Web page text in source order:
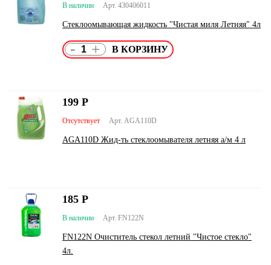
Арт. 430406011
В наличии
Стеклоомывающая жидкость "Чистая миля Летняя" 4л
- +
Арт. AGA110D
Отсутствует
AGA110D Жид-ть стеклоомывателя летняя а/м 4 л
199 Р
Арт. FN122N
В наличии
FN122N Очиститель стекол летний "Чистое стекло"
4л.
185 Р